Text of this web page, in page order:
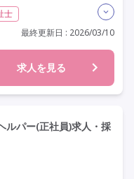
士
(ヘルパー2級)
内
常勤
日110日以上
上
定年65歳以上
最終更新日 : 2026/03/10
求人を見る
ルパー(正社員)求人・採